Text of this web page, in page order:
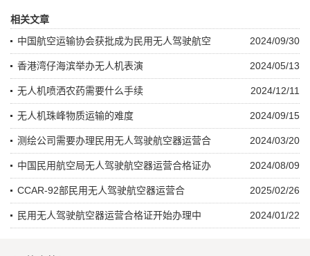
相关文章
2024/09/30
中国航空运输协会获批成为民用无人驾驶航空
2024/05/13
香港湾仔海滨举办无人机表演
2024/12/11
无人机喷洒农药需要什么手续
2024/09/15
无人机珠峰物质运输的难度
2024/03/20
测绘公司需要办理民用无人驾驶航空器运营合
2024/08/09
中国民用航空局无人驾驶航空器运营合格证办
2025/02/26
CCAR-92部民用无人驾驶航空器运营合
2024/01/22
民用无人驾驶航空器运营合格证开始办理中